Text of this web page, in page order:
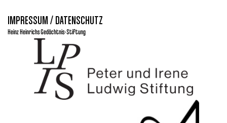
IMPRESSUM / DATENSCHUTZ
Heinz Heinrichs Gedächtnis-Stiftung